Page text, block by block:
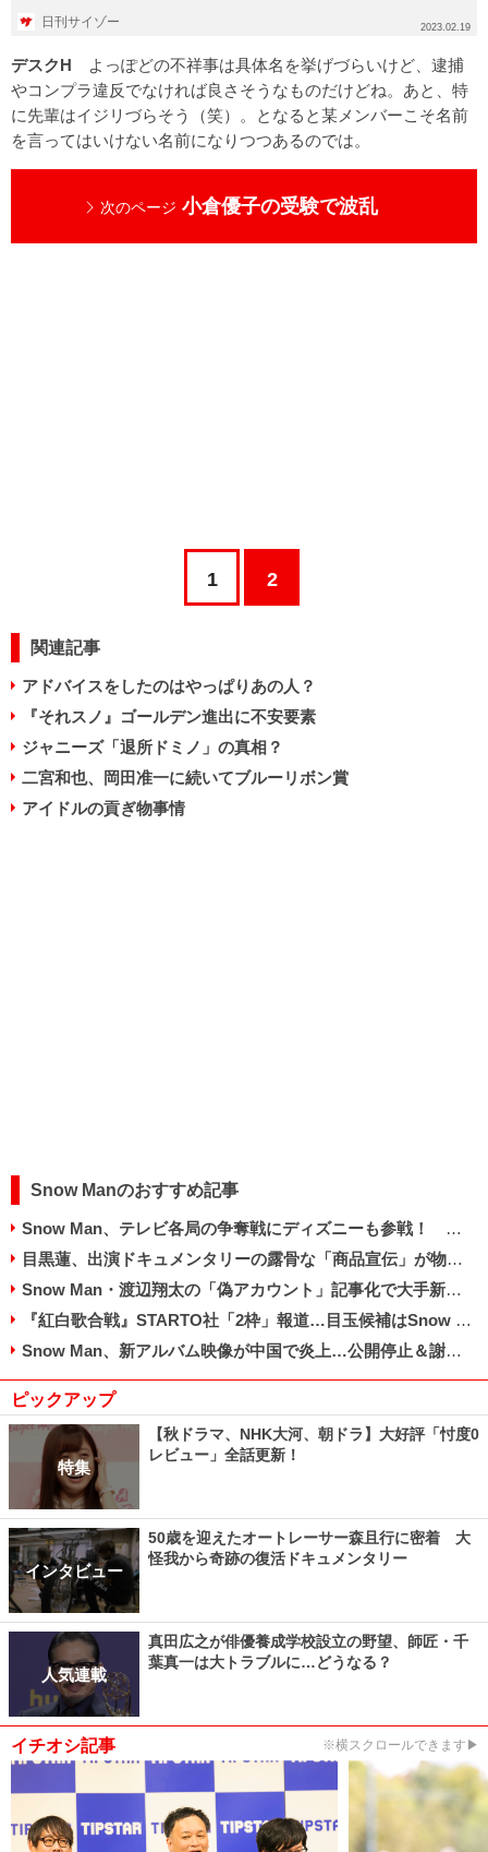
日刊サイゾー 2023.02.19
デスクH よっぽどの不祥事は具体名を挙げづらいけど、逮捕
やコンプラ違反でなければ良さそうなものだけどね。あと、特
に先輩はイジリづらそう（笑）。となると某メンバーこそ名前
を言ってはいけない名前になりつつあるのでは。
次のページ 小倉優子の受験で波乱
1 2
関連記事
アドバイスをしたのはやっぱりあの人？
『それスノ』ゴールデン進出に不安要素
ジャニーズ「退所ドミノ」の真相？
二宮和也、岡田准一に続いてブルーリボン賞
アイドルの貢ぎ物事情
Snow Manのおすすめ記事
Snow Man、テレビ各局の争奪戦にディズニーも参戦！ 『紅白』フラれたNHKは“脱落”状態
目黒蓮、出演ドキュメンタリーの露骨な「商品宣伝」が物議…「青汁の宣伝番組と同じ」の声も
Snow Man・渡辺翔太の「偽アカウント」記事化で大手新聞が謝罪…佐久間大介はファンに注意喚起
『紅白歌合戦』STARTO社「2枠」報道…目玉候補はSnow Man＆キンプリも難航の気配
Snow Man、新アルバム映像が中国で炎上…公開停止＆謝罪もSTARTO社のアジア戦略狂う恐れ
ピックアップ
特集
【秋ドラマ、NHK大河、朝ドラ】大好評「忖度0
レビュー」全話更新！
インタビュー
50歳を迎えたオートレーサー森且行に密着 大
怪我から奇跡の復活ドキュメンタリー
人気連載
真田広之が俳優養成学校設立の野望、師匠・千
葉真一は大トラブルに…どうなる？
イチオシ記事 ※横スクロールできます▶